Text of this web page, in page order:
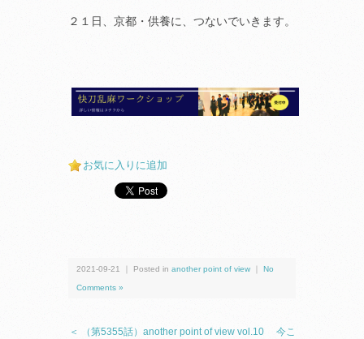
２１日、京都・供養に、つないでいきます。
お気に入りに追加
2021-09-21 ｜ Posted in another point of view No
Comments »
＜ （第5355話）another point of view vol.10 今こ